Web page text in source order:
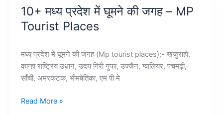
10+ मध्य प्रदेश में घूमने की जगह – MP
Tourist Places
मध्य प्रदेश में घूमने की जगह (Mp tourist places):- खजुराहो,
कान्हा राष्ट्रिय उधान, उदय गिरी गुफा, उज्जैन, ग्वालियर, पंचमढ़ी,
साँची, अमरकंटक, भीमबेतिका, एम पी मे
10+
Read More »